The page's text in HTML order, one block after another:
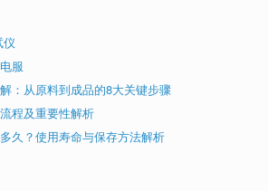
仪
服
：从原料到成品的8大关键步骤
程及重要性解析
久？使用寿命与保存方法解析